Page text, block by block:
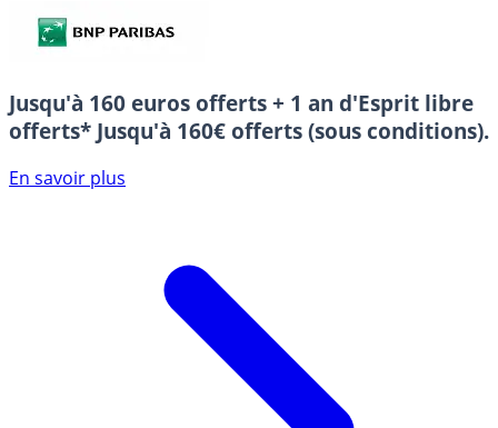
Jusqu'à 160 euros offerts + 1 an d'Esprit libre
offerts* Jusqu'à 160€ offerts (sous conditions).
En savoir plus